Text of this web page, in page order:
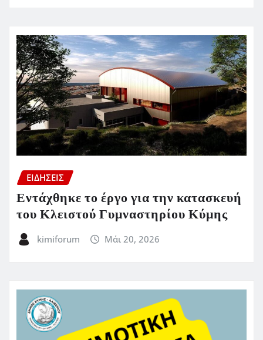
ΕΙΔΗΣΕΙΣ
Εντάχθηκε το έργο για την κατασκευή
του Κλειστού Γυμναστηρίου Κύμης
kimiforum Μάι 20, 2026